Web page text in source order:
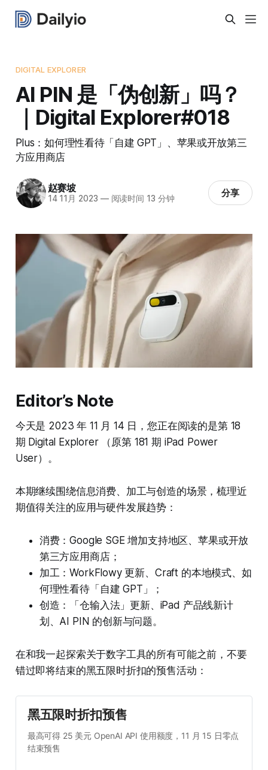
DIGITAL EXPLORER
AI PIN 是「伪创新」吗？
｜Digital Explorer#018
Plus：如何理性看待「自建 GPT」、苹果或开放第三
方应用商店
赵赛坡
14 11月 2023 —阅读时间 13 分钟 分享
Editor’s Note
今天是 2023 年 11 月 14 日，您正在阅读的是第 18
期 Digital Explorer （原第 181 期 iPad Power
User）。
本期继续围绕信息消费、加工与创造的场景，梳理近
期值得关注的应用与硬件发展趋势：
消费：Google SGE 增加支持地区、苹果或开放
第三方应用商店；
加工：WorkFlowy 更新、Craft 的本地模式、如
何理性看待「自建 GPT」；
创造：「仓输入法」更新、iPad 产品线新计
划、AI PIN 的创新与问题。
在和我一起探索关于数字工具的所有可能之前，不要
错过即将结束的黑五限时折扣的预售活动：
黑五限时折扣预售
最高可得 25 美元 OpenAI API 使用额度，11 月 15 日零点
结束预售